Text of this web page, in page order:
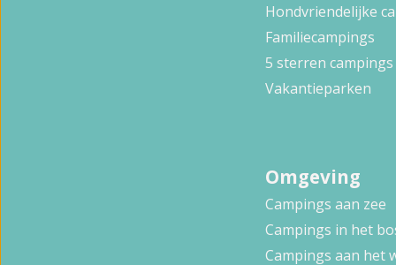
Hondvriendelijke
Familiecampings
5 sterren campings
Vakantieparken
Omgeving
Campings aan zee
Campings in het
Campings aan het